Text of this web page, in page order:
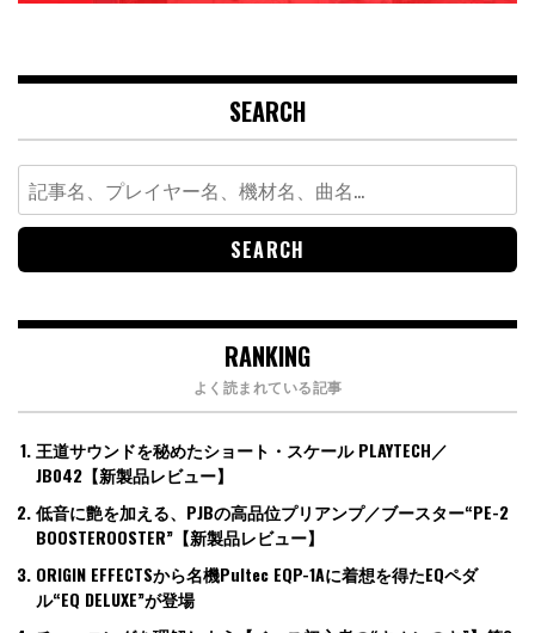
SEARCH
Search
for:
RANKING
よく読まれている記事
王道サウンドを秘めたショート・スケール PLAYTECH／
JB042【新製品レビュー】
低音に艶を加える、PJBの高品位プリアンプ／ブースター“PE-2
BOOSTEROOSTER”【新製品レビュー】
ORIGIN EFFECTSから名機Pultec EQP-1Aに着想を得たEQペダ
ル“EQ DELUXE”が登場